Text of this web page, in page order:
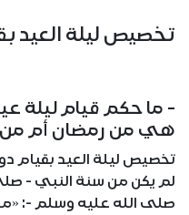
تخصيص ليلة العيد
- ما حكم قيام ليلة
هي من رمضان أم
تخصيص ليلة العيد بقيام
لم يكن من سنة النبي -
صلى الله عليه وسلم -: